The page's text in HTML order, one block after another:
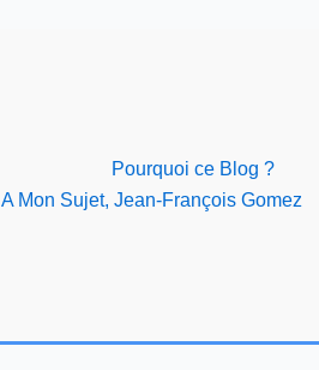
Pourquoi ce Blog ?
A Mon Sujet, Jean-François Gomez